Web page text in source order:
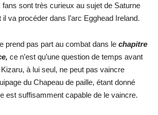
fans sont très curieux au sujet de Saturne
va procéder dans l’arc Egghead Ireland.
prend pas part au combat dans le chapitre
ce n’est qu’une question de temps avant
Kizaru, à lui seul, ne peut pas vaincre
du Chapeau de paille, étant donné
est suffisamment capable de le vaincre.